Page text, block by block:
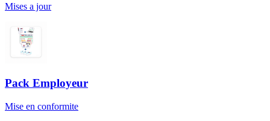
Mises a jour
Pack Employeur
Mise en conformite